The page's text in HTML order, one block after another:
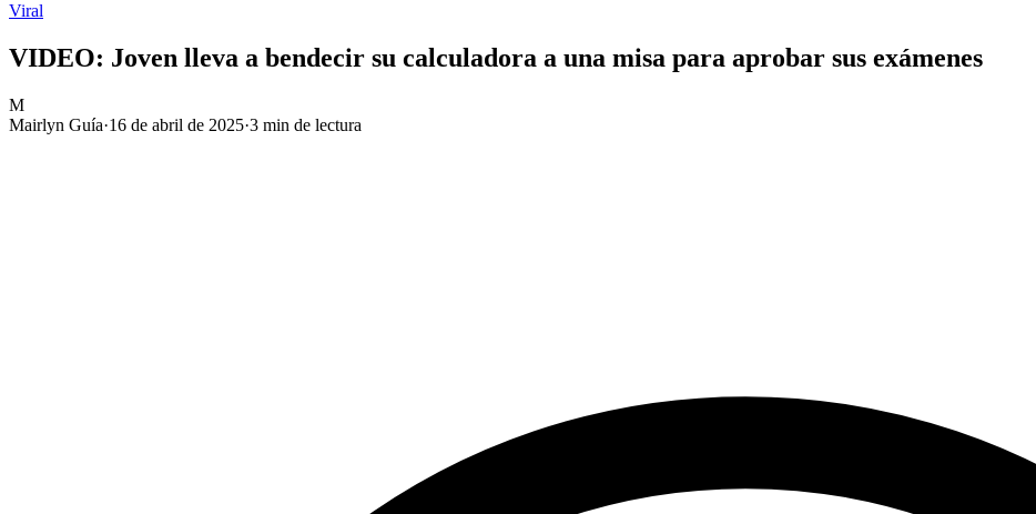
Viral
VIDEO: Joven lleva a bendecir su calculadora a una misa para aprobar sus exámenes
M
Mairlyn Guía·16 de abril de 2025·3 min de lectura